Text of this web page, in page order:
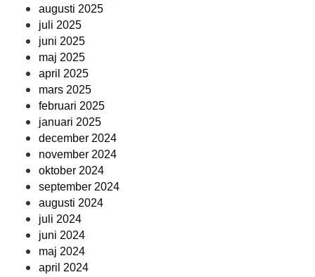
augusti 2025
juli 2025
juni 2025
maj 2025
april 2025
mars 2025
februari 2025
januari 2025
december 2024
november 2024
oktober 2024
september 2024
augusti 2024
juli 2024
juni 2024
maj 2024
april 2024